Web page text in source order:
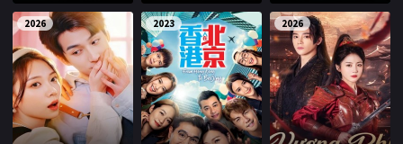
2026 2023 2026